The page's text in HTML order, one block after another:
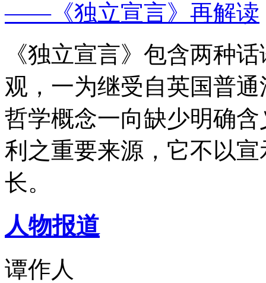
——《独立宣言》再解读
《独立宣言》包含两种
观，一为继受自英国普
哲学概念一向缺少明确
利之重要来源，它不以
长。
人物报道
谭作人